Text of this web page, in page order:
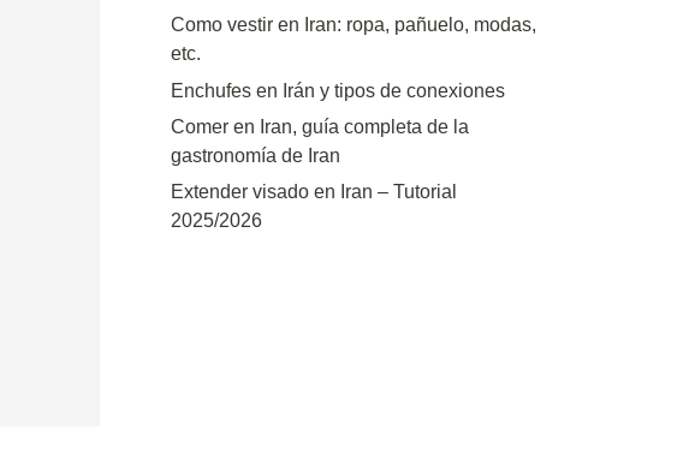
Como vestir en Iran: ropa, pañuelo, modas,
etc.
Enchufes en Irán y tipos de conexiones
Comer en Iran, guía completa de la
gastronomía de Iran
Extender visado en Iran – Tutorial
2025/2026